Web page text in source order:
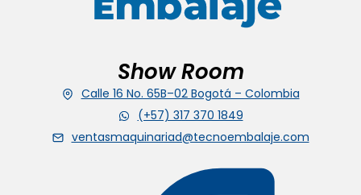
Show Room
Calle 16 No. 65B–02 Bogotá – Colombia
(+57) 317 370 1849
ventasmaquinariad@tecnoembalaje.com